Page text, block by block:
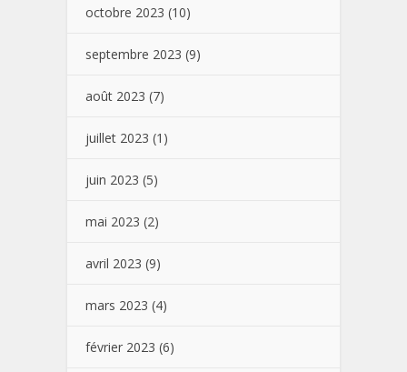
octobre 2023 (10)
septembre 2023 (9)
août 2023 (7)
juillet 2023 (1)
juin 2023 (5)
mai 2023 (2)
avril 2023 (9)
mars 2023 (4)
février 2023 (6)